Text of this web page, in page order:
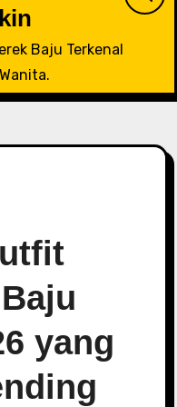
Baju Terkenal
yang